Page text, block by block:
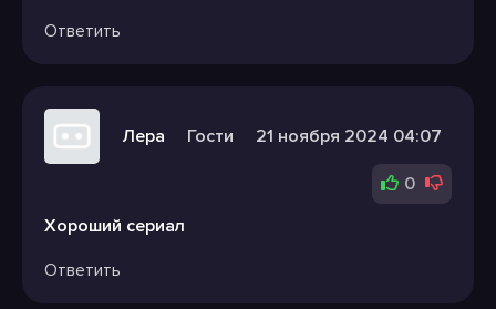
Ответить
Лера Гости 21 ноября 2024 04:07
0
Хороший сериал
Ответить